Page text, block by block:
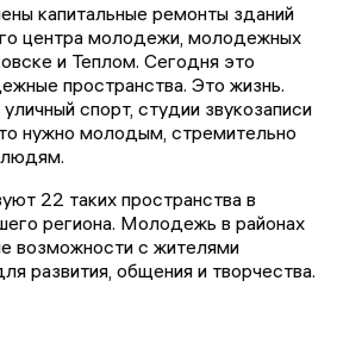
капитальные ремонты зданий
центра молодежи, молодежных
и Теплом. Сегодня это
пространства. Это жизнь.
спорт, студии звукозаписи
нужно молодым, стремительно
22 таких пространства в
региона. Молодежь в районах
возможности с жителями
развития, общения и творчества.